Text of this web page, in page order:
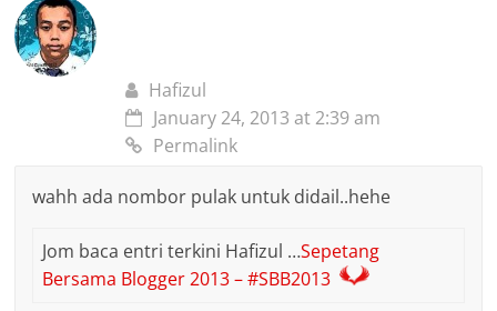
Hafizul
January 24, 2013 at 2:39 am
Permalink
wahh ada nombor pulak untuk didail..hehe
Jom baca entri terkini Hafizul …Sepetang
Bersama Blogger 2013 – #SBB2013